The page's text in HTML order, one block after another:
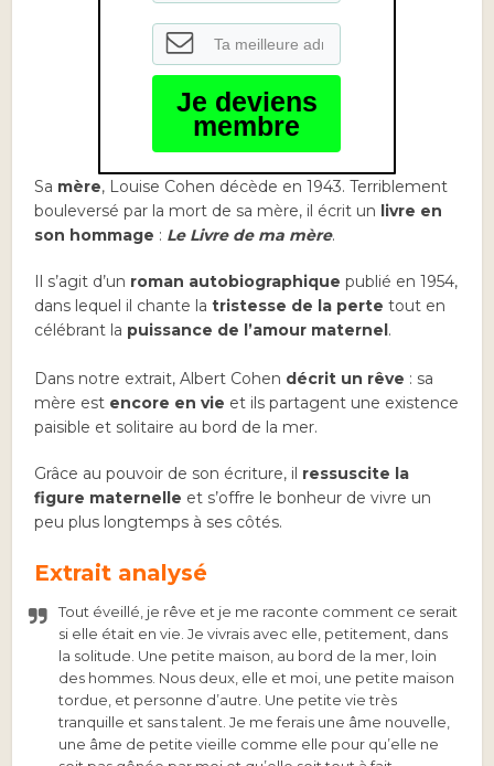
Je deviens
membre
Sa mère, Louise Cohen décède en 1943. Terriblement
bouleversé par la mort de sa mère, il écrit un livre en
son hommage : Le Livre de ma mère.
Il s’agit d’un roman autobiographique publié en 1954,
dans lequel il chante latristesse de la perte tout en
célébrant la puissance de l’amour maternel.
Dans notre extrait, Albert Cohen décrit un rêve : sa
mère est encore en vie et ils partagent une existence
paisible et solitaire au bord de la mer.
Grâce au pouvoir de son écriture, il ressuscite la
figure maternelle et s’offre le bonheur de vivre un
peu plus longtemps à ses côtés.
Extrait analysé
Tout éveillé, je rêve et je me raconte comment ce serait
si elle était en vie. Je vivrais avec elle, petitement, dans
la solitude. Une petite maison, au bord de la mer, loin
des hommes. Nous deux, elle et moi, une petite maison
tordue, et personne d’autre. Une petite vie très
tranquille et sans talent. Je me ferais une âme nouvelle,
une âme de petite vieille comme elle pour qu’elle ne